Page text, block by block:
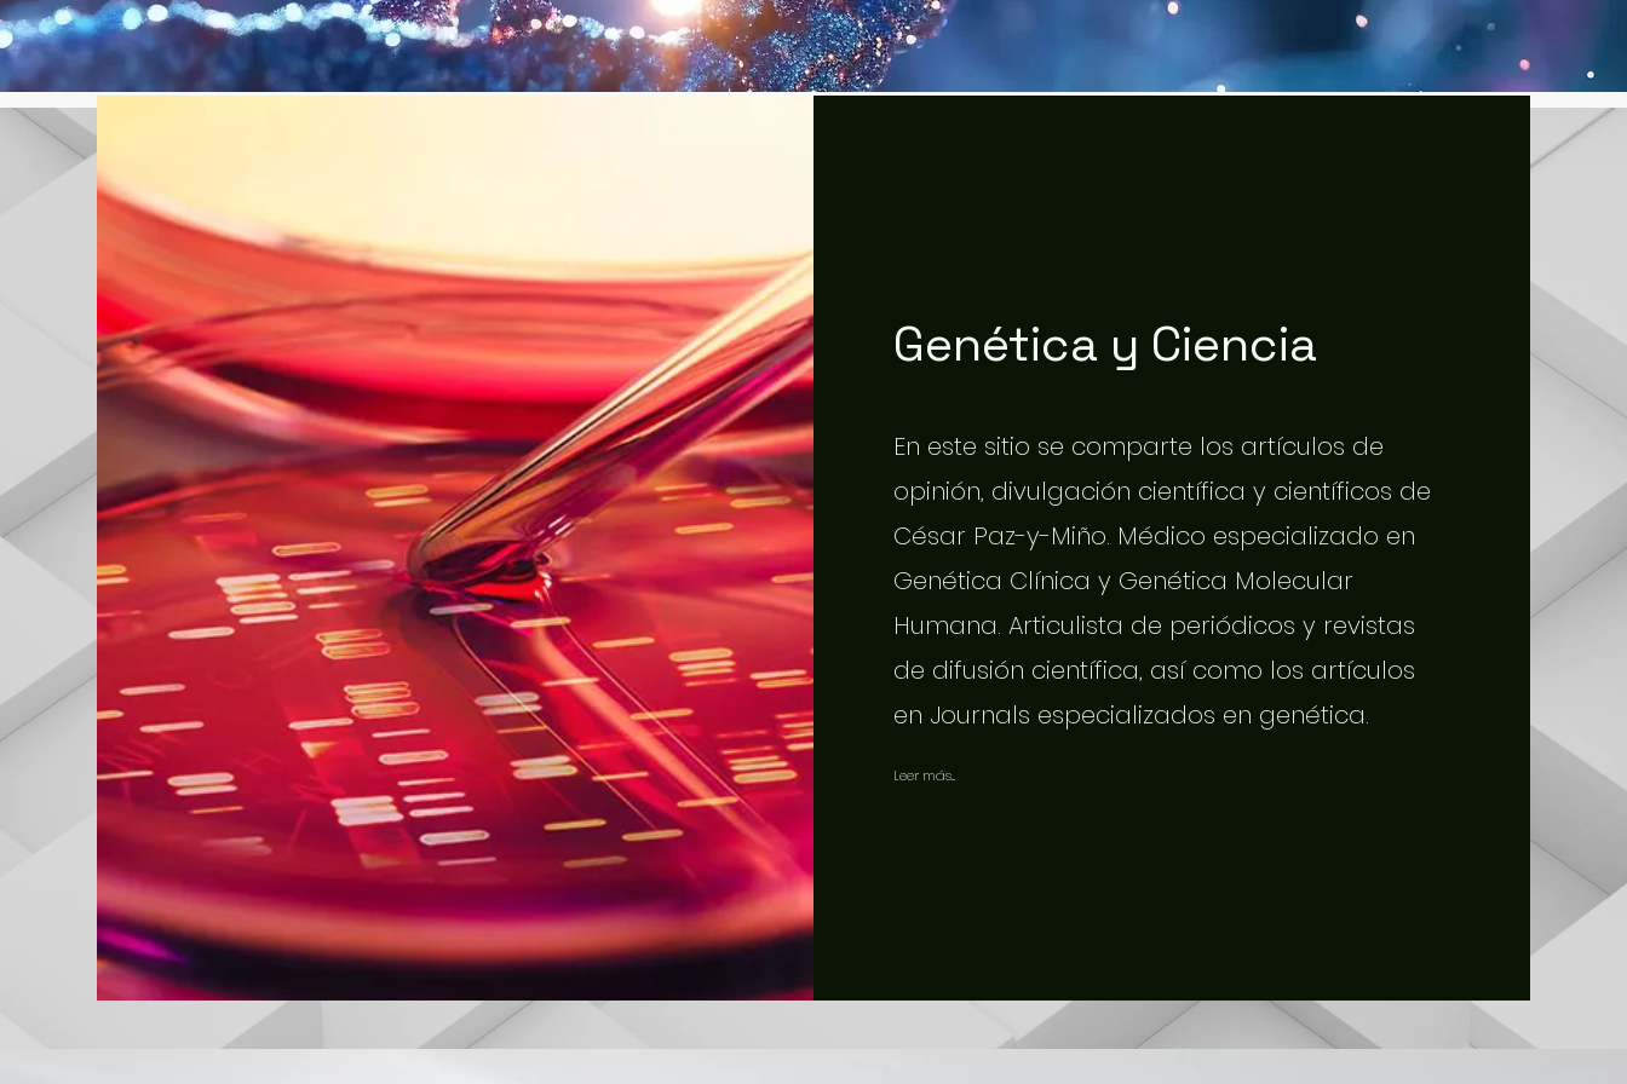
Genética y Ciencia
En este sitio se comparte los artículos de
opinión, divulgación científica y científicos de
César Paz-y-Miño. Médico especializado en
Genética Clínica y Genética Molecular
Humana. Articulista de periódicos y revistas
de difusión científica, así como los artículos
en Journals especializados en genética.
Leer más...